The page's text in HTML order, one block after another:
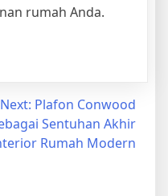
rumah Anda.
Next: Plafon Conwood
Sentuhan Akhir
Rumah Modern